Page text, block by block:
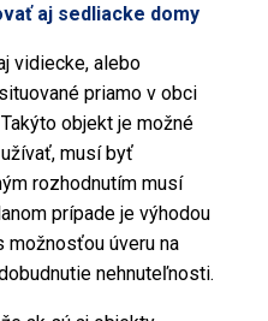
aj sedliacke domy
vidiecke, alebo
priamo v obci
objekt je možné
musí byť
rozhodnutím musí
prípade je výhodou
možnosťou úveru na
nehnuteľnosti.